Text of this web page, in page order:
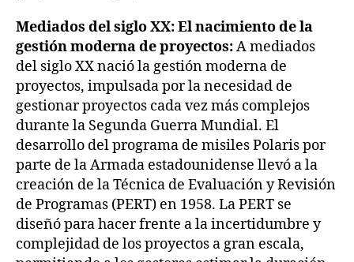
Mediados del siglo XX: El nacimiento de la
gestión moderna de proyectos:A mediados
del siglo XX nació la gestión moderna de
proyectos, impulsada por la necesidad de
gestionar proyectos cada vez más complejos
durante la Segunda Guerra Mundial. El
desarrollo del programa de misiles Polaris por
parte de la Armada estadounidense llevó a la
creación de la Técnica de Evaluación y Revisión
de Programas (PERT) en 1958. La PERT se
diseñó para hacer frente a la incertidumbre y
complejidad de los proyectos a gran escala,